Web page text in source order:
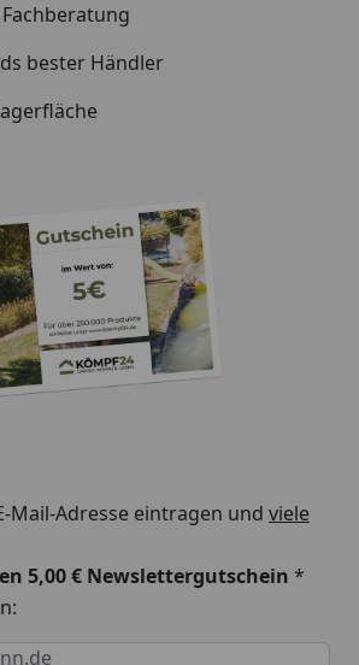
bester Händler
Mail-Adresse eintragen und viele
5,00 € Newslettergutschein *